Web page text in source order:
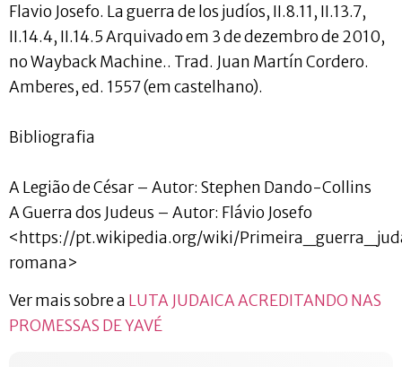
Flavio Josefo. La guerra de los judíos, II.8.11, II.13.7,
II.14.4, II.14.5 Arquivado em 3 de dezembro de 2010,
no Wayback Machine.. Trad. Juan Martín Cordero.
Amberes, ed. 1557 (em castelhano).
Bibliografia
A Legião de César – Autor: Stephen Dando-Collins
A Guerra dos Judeus – Autor: Flávio Josefo
<https://pt.wikipedia.org/wiki/
romana>
Ver mais sobre a LUTA JUDAICA ACREDITANDO NAS
PROMESSAS DE YAVÉ